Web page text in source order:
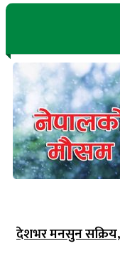
देशभर मनसुन सक्रिय,